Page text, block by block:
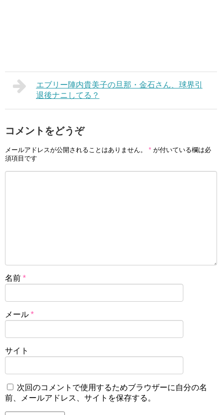
エブリー陣内貴美子の旦那・金石さん、球界引
退後ナニしてる？
コメントをどうぞ
メールアドレスが公開されることはありません。 * が付いている欄は必
須項目です
名前 *
メール *
サイト
次回のコメントで使用するためブラウザーに自分の名
前、メールアドレス、サイトを保存する。